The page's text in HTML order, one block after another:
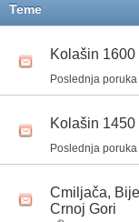
Teme
Kolašin 1600
Poslednja poruka
Kolašin
Poslednja poruka
Cmiljača,
Crnoj Gori